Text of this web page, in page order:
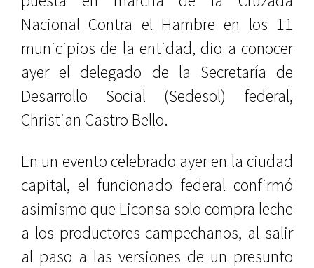
Nacional Contra el Hambre en los 11
municipios de la entidad, dio a conocer
ayer el delegado de la Secretaría de
Desarrollo Social (Sedesol) federal,
Christian Castro Bello.
En un evento celebrado ayer en la ciudad
capital, el funcionado federal confirmó
asimismo que Liconsa solo compra leche
a los productores campechanos, al salir
al paso a las versiones de un presunto